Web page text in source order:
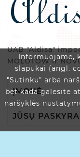
Informuojame,
slapukai (angl.
"Sutinku" arba
bet kada galėsite
naršyklės
UAB "Aldisa"
MOLOTOW ir
ĮMONĖ
JŪSŲ PASKYRA